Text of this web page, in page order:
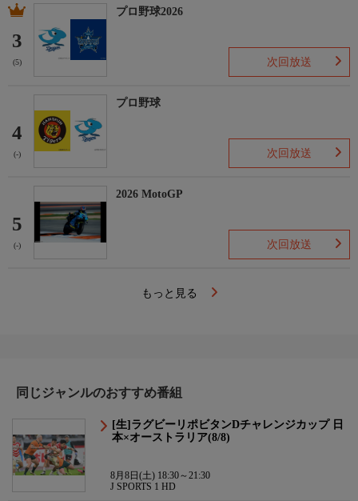
3
(5)
プロ野球2026
次回放送
4
(-)
プロ野球
次回放送
5
(-)
2026 MotoGP
次回放送
もっと見る
同じジャンルのおすすめ番組
[生]ラグビーリポビタンDチャレンジカップ 日
本×オーストラリア(8/8)
8月8日(土) 18:30～21:30
J SPORTS 1 HD